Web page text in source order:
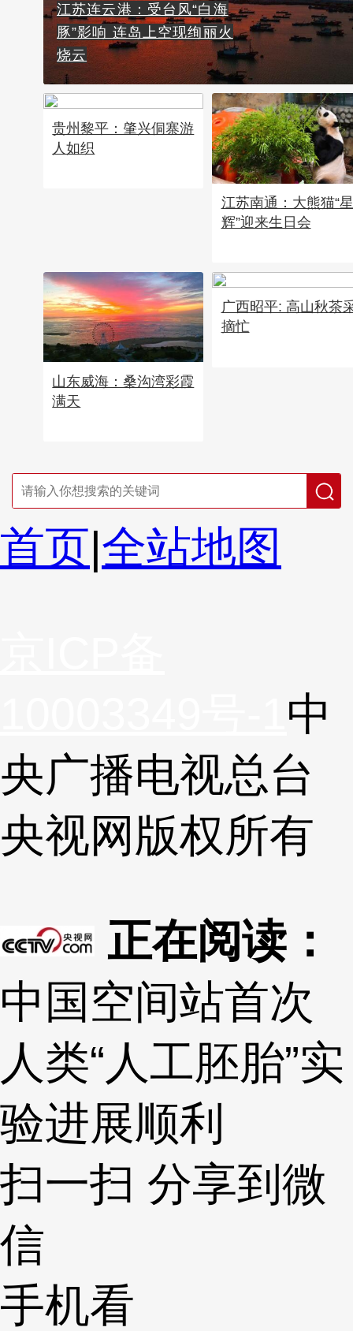
江苏连云港：受台风“白海
豚”影响 连岛上空现绚丽火
烧云
贵州黎平：肇兴侗寨游
人如织
江苏南通：大熊猫“星
辉”迎来生日会
山东威海：桑沟湾彩霞
满天
广西昭平: 高山秋茶
摘忙
首页|全站地图
中
央广播电视总台
央视网 版权所有
正在阅读：
中国空间站首次
人类“人工胚胎”实
验进展顺利
扫一扫 分享到微
信
手机看